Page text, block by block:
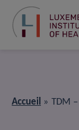
Accueil TDM –